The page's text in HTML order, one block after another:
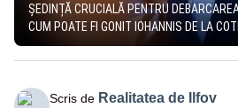
ȘEDINȚĂ CRUCIALĂ PENTRU
CUM POATE FI GONIT IOHANNIS DE LA
Scris de Realitatea de Ilfov